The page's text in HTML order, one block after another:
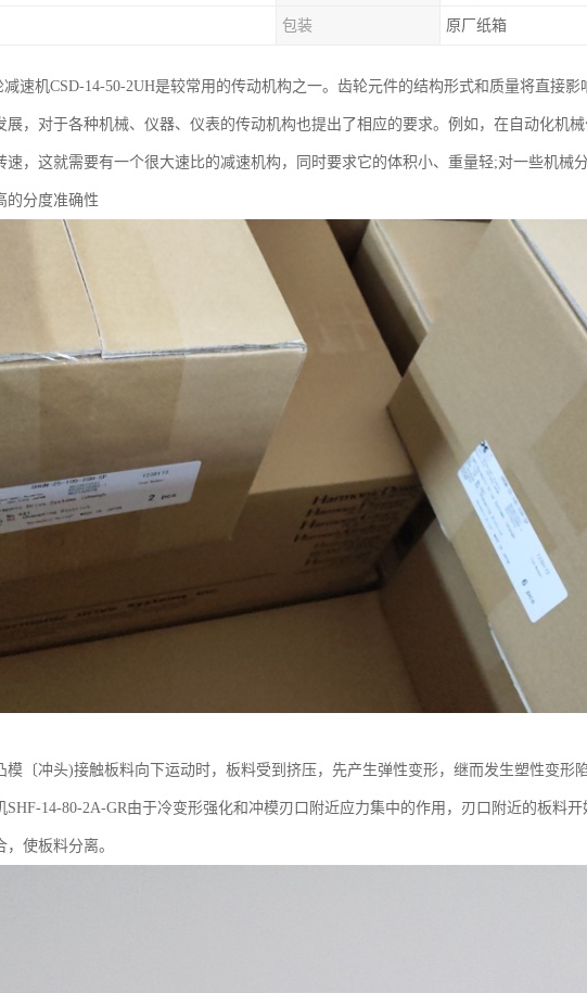
包装 原厂纸箱
减速机CSD-14-50-2UH是较常用的传动机构之一。齿轮元件的结构形式和质量将直接影
展，对于各种机械、仪器、仪表的传动机构也提出了相应的要求。例如，在自动化机
速，这就需要有一个很大速比的减速机构，同时要求它的体积小、重量轻;对一些机械
的分度准确性
模〔冲头)接触板料向下运动时，板料受到挤压，先产生弹性变形，继而发生塑性变形
14-80-2A-GR由于冷变形强化和冲模刃口附近应力集中的作用，刃口附近的板料
使板料分离。